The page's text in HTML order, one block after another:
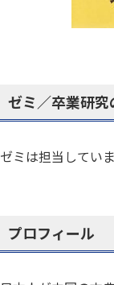
ゼミ／卒業研究
ゼミは担当してい
プロフィール